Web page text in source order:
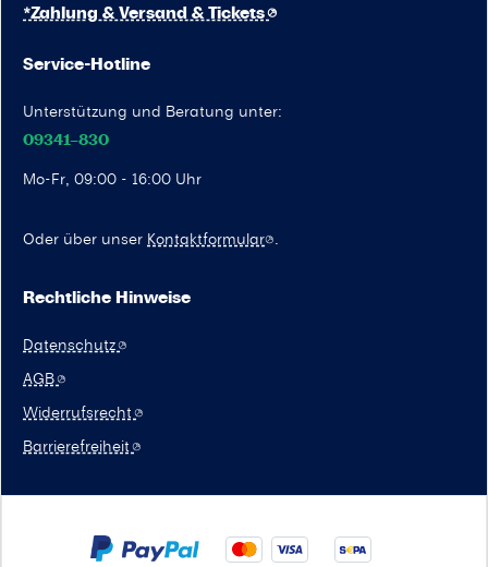
Service-Hotline
Unterstützung und Beratung unter:
09341–830
Mo-Fr, 09:00 - 16:00 Uhr
Oder über unser Kontaktformular .
*Zahlung & Versand & Tickets
Rechtliche Hinweise
Datenschutz
AGB
Widerrufsrecht
Barrierefreiheit